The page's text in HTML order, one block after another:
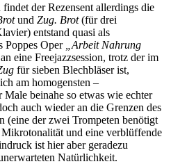
der Rezensent allerdings die
und Zug. Brot(für drei
entstand quasi als
Poppes Oper
„Arbeit Nahrung
eine Freejazzsession, trotz der im
für sieben Blechbläser ist,
am homogensten –
beinahe so etwas wie echter
auch wieder an die Grenzen des
(eine der zwei Trompeten benötigt
und eine verblüffende
ist hier aber geradezu
Natürlichkeit.